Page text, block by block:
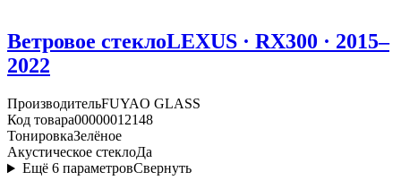
Ветровое стеклоLEXUS · RX300 · 2015–
2022
ПроизводительFUYAO GLASS
Код товара00000012148
ТонировкаЗелёное
Акустическое стеклоДа
Ещё 6 параметровСвернуть